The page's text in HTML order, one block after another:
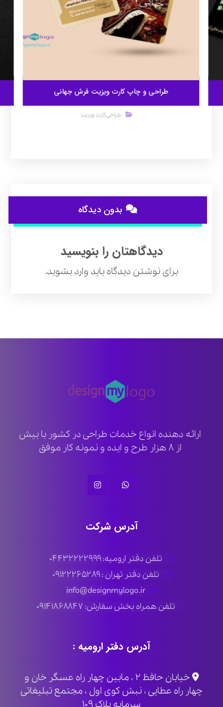
طراحی و چاپ کارت ویزیت فرش جهانی
طراحی کارت ویزیت
بدون دیدگاه
دیدگاهتان را بنویسید
برای نوشتن دیدگاه باید وارد بشوید.
ارائه دهنده انواع خدمات طراحی در کشور با بیش
از ۸ هزار طرح و ایده و نمونه کار موفق
آدرس شرکت
تلفن دفتر ارومیه: ۰۴۴۳۲۲۲۲۹۹۹
تلفن دفتر تهران : ۰۹۱۲۲۲۶۵۲۸۹
info@designmylogo.ir
تلفن همراه بخش سفارش: ۰۹۱۴۱۸۶۸۸۴۷
آدرس دفتر ارومیه :
خیابان حافظ ۲ ، مابین چهار راه عسگر خان و
چهار راه عطایی ، نبش کوی اول ، مجتمع تبلیغاتی
سرمایه پلاک ۱۰۹